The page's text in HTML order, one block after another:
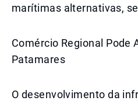
marítimas alternativas,
Comércio Regional Pode
Patamares
O desenvolvimento da